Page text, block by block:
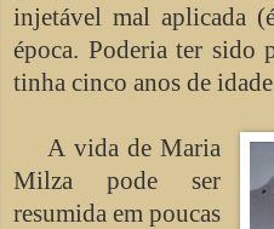
injetável mal aplicada
época. Poderia ter sido
tinha cinco anos de
A vida de Maria
Milza pode ser
resumida em poucas